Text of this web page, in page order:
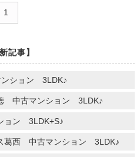
1
記事】
ション 3LDK♪
中古マンション 3LDK♪
ョン 3LDK+S♪
葛西 中古マンション 3LDK♪